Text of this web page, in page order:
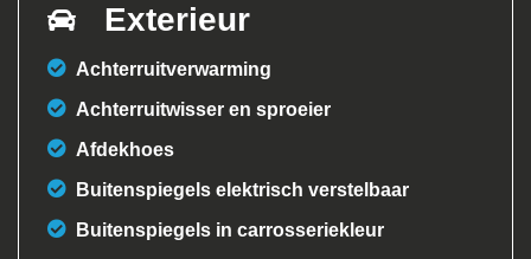
Exterieur
Achterruitverwarming
Achterruitwisser en sproeier
Afdekhoes
Buitenspiegels elektrisch verstelbaar
Buitenspiegels in carrosseriekleur